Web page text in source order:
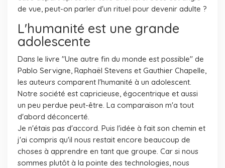
de vue, peut-on parler d'un rituel pour devenir adulte ?
L'humanité est une grande
adolescente
Dans le livre "Une autre fin du monde est possible" de
Pablo Servigne, Raphaël Stevens et Gauthier Chapelle,
les auteurs comparent l'humanité à un adolescent.
Notre société est capricieuse, égocentrique et aussi
un peu perdue peut-être. La comparaison m'a tout
d'abord déconcerté.
Je n'étais pas d'accord. Puis l'idée à fait son chemin et
j'ai compris qu'il nous restait encore beaucoup de
choses à apprendre en tant que groupe. Car si nous
sommes plutôt à la pointe des technologies, nous